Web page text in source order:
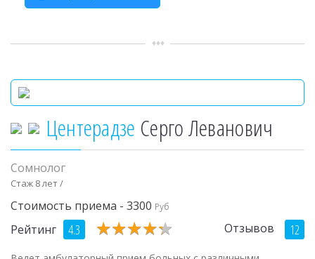
Центерадзе Серго Леванович
Сомнолог
Стаж 8 лет /
Стоимость приема - 3300 Руб
Рейтинг 4.3 ★★★★★
★★★★★ Отзывов 12